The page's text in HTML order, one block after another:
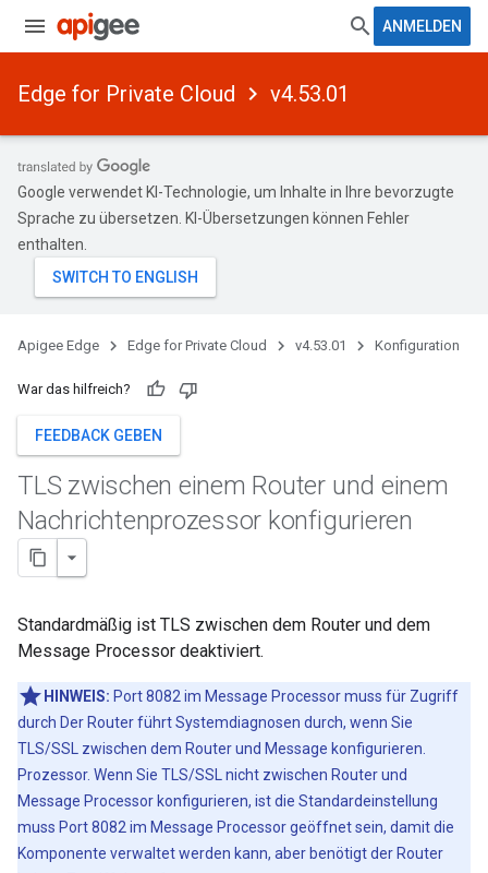
ANMELDEN
Edge for Private Cloud v4.53.01
Google verwendet KI-Technologie, um Inhalte in Ihre bevorzugte
Sprache zu übersetzen. KI-Übersetzungen können Fehler
enthalten.
Apigee Edge Edge for Private Cloud v4.53.01 Konfiguration
War das hilfreich?
FEEDBACK GEBEN
TLS zwischen einem Router und einem
Nachrichtenprozessor konfigurieren
Standardmäßig ist TLS zwischen dem Router und dem
Message Processor deaktiviert.
HINWEIS: Port 8082 im Message Processor muss für Zugriff
durch Der Router führt Systemdiagnosen durch, wenn Sie
TLS/SSL zwischen dem Router und Message konfigurieren.
Prozessor. Wenn Sie TLS/SSL nicht zwischen Router und
Message Processor konfigurieren, ist die Standardeinstellung
muss Port 8082 im Message Processor geöffnet sein, damit die
Komponente verwaltet werden kann, aber benötigt der Router